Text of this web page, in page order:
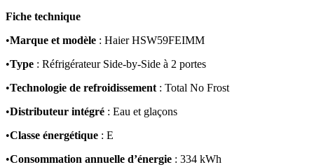
Fiche technique
•Marque et modèle : Haier HSW59FEIMM
•Type : Réfrigérateur Side-by-Side à 2 portes
•Technologie de refroidissement : Total No Frost
•Distributeur intégré : Eau et glaçons
•Classe énergétique : E
•Consommation annuelle d’énergie : 334 kWh